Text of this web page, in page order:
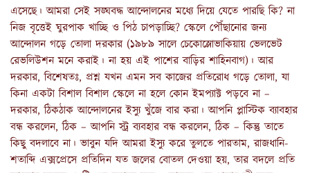
এসেছে। আমরা সেই সঙ্ঘবদ্ধ আন্দোলনের মধ্যে দিয়ে যেতে পারছি কি? না
নিজ বৃত্তেই ঘুরপাক খাচ্ছি ও পিঠ চাপড়াচ্ছি? স্কেলে পৌঁছানোর জন্য
আন্দোলন গড়ে তোলা দরকার (১৯৮৯ সালে চেকোস্লোভাকিয়ায় ভেলভেট
রেভলিউশন মনে করাই। না হয় এই পাশের বাড়ির শাহিনবাগ)। আর
দরকার, বিশেষতঃ, প্রশ্ন যখন এমন সব কাজের প্রতিরোধ গড়ে তোলা, যা
কিনা একটা বিশাল বিশাল স্কেলে না হলে কোন ইমপ্যাক্ট পড়বে না –
দরকার, ঠিকঠাক আন্দোলনের ইস্যু খুঁজে বার করা। আপনি প্লাস্টিক ব্যাবহার
বন্ধ করলেন, ঠিক – আপনি স্ট্র ব্যবহার বন্ধ করলেন, ঠিক – কিন্তু তাতে
কিছু বদলাবে না। ভাবুন যদি আমরা ইস্যু করে তুলতে পারতাম, রাজধানি-
শতাব্দি এক্সপ্রেসে প্রতিদিন যত জলের বোতল দেওয়া হয়, তার বদলে প্রতি